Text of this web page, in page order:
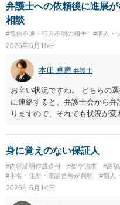
弁護士への依頼後に進展
相談
#音信不通・行方不明の相手 #個人・
2026年6月15日
本庄 卓磨 弁護士
お辛い状況ですね。 どちらの
に連絡すると、弁護士会から
りますので、それでも状況が
身に覚えのない保証人
#内容証明作成送付 #架空請求 #高
#本名・住所・電話番号が判明
#個人
2026年6月14日